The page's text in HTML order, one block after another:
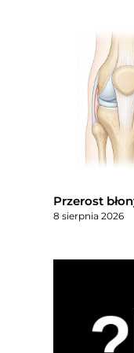
Przerost
8 sierpnia 2026